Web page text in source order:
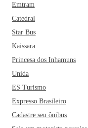
Emtram
Catedral
Star Bus
Kaissara
Princesa dos Inhamuns
Unida
ES Turismo
Expresso Brasileiro
Cadastre seu ônibus